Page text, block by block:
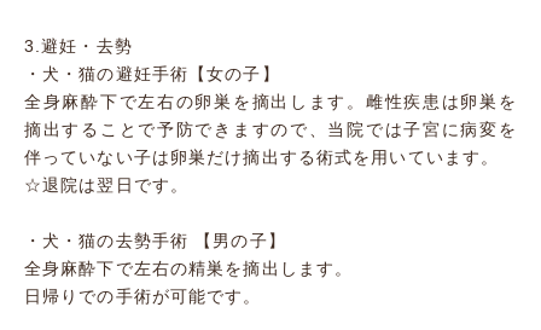
3.避妊・去勢
・犬・猫の避妊手術【女の子】
全身麻酔下で左右の卵巣を摘出します。雌性疾患は卵巣を
摘出することで予防できますので、当院では子宮に病変を
伴っていない子は卵巣だけ摘出する術式を用いています。
☆退院は翌日です。
・犬・猫の去勢手術 【男の子】
全身麻酔下で左右の精巣を摘出します。
日帰りでの手術が可能です。